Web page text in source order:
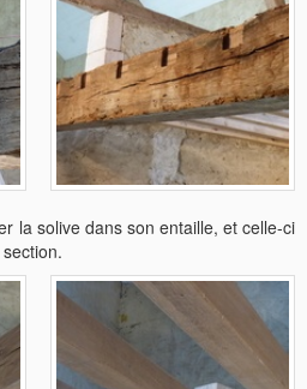
la solive dans son entaille, et celle-ci